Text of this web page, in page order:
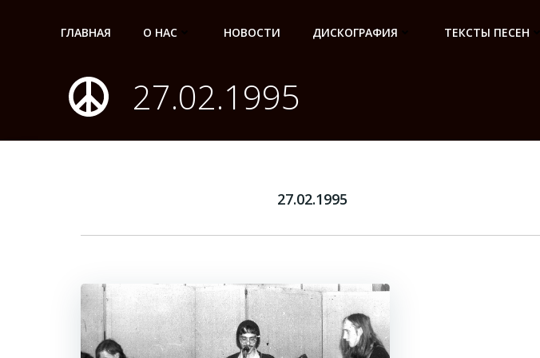
ГЛАВНАЯ О НАС НОВОСТИ ДИСКОГРАФИЯ ТЕКСТЫ ПЕСЕН
27.02.1995
27.02.1995